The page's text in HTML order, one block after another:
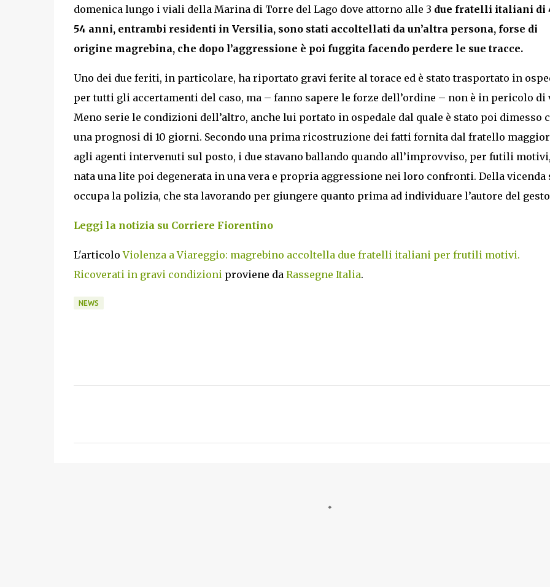
domenica lungo i viali della Marina di Torre del Lago dove attorno alle 3 due fratelli italiani di
54 anni, entrambi residenti in Versilia, sono stati accoltellati da un’altra persona, forse di
origine magrebina, che dopo l’aggressione è poi fuggita facendo perdere le sue tracce.
Uno dei due feriti, in particolare, ha riportato gravi ferite al torace ed è stato trasportato in
per tutti gli accertamenti del caso, ma – fanno sapere le forze dell’ordine – non è in pericolo di
Meno serie le condizioni dell’altro, anche lui portato in ospedale dal quale è stato poi dimesso
una prognosi di 10 giorni. Secondo una prima ricostruzione dei fatti fornita dal fratello
agli agenti intervenuti sul posto, i due stavano ballando quando all’improvviso, per futili
nata una lite poi degenerata in una vera e propria aggressione nei loro confronti. Della vicenda
occupa la polizia, che sta lavorando per giungere quanto prima ad individuare l’autore del
Leggi la notizia su Corriere Fiorentino
L'articoloViolenza a Viareggio: magrebino accoltella due fratelli italiani per frutili motivi.
Ricoverati in gravi condizioniproviene da Rassegne Italia.
NEWS